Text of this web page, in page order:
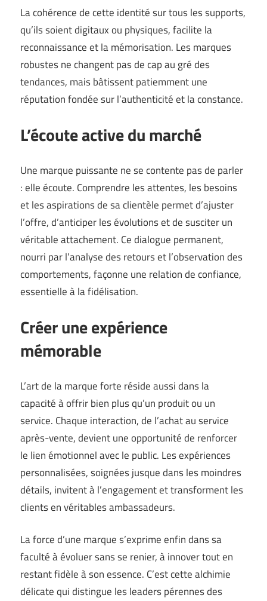
La cohérence de cette identité sur tous les supports,
qu’ils soient digitaux ou physiques, facilite la
reconnaissance et la mémorisation. Les marques
robustes ne changent pas de cap au gré des
tendances, mais bâtissent patiemment une
réputation fondée sur l’authenticité et la constance.
L’écoute active du marché
Une marque puissante ne se contente pas de parler
: elle écoute. Comprendre les attentes, les besoins
et les aspirations de sa clientèle permet d’ajuster
l’offre, d’anticiper les évolutions et de susciter un
véritable attachement. Ce dialogue permanent,
nourri par l’analyse des retours et l’observation des
comportements, façonne une relation de confiance,
essentielle à la fidélisation.
Créer une expérience
mémorable
L’art de la marque forte réside aussi dans la
capacité à offrir bien plus qu’un produit ou un
service. Chaque interaction, de l’achat au service
après-vente, devient une opportunité de renforcer
le lien émotionnel avec le public. Les expériences
personnalisées, soignées jusque dans les moindres
détails, invitent à l’engagement et transforment les
clients en véritables ambassadeurs.
La force d’une marque s’exprime enfin dans sa
faculté à évoluer sans se renier, à innover tout en
restant fidèle à son essence. C’est cette alchimie
délicate qui distingue les leaders pérennes des